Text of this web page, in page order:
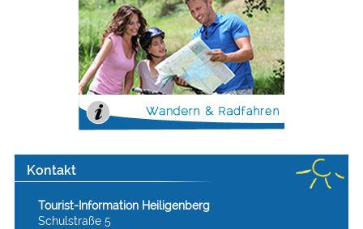
Kontakt
Tourist-Information Heiligenberg
Schulstraße 5